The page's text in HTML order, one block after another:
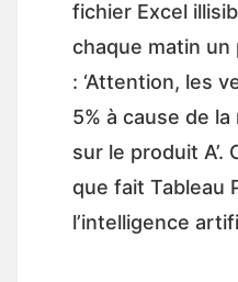
fichier Excel
chaque matin
: ‘Attention, les
5% à cause de
sur le produit A’.
que fait Tableau
l’intelligence